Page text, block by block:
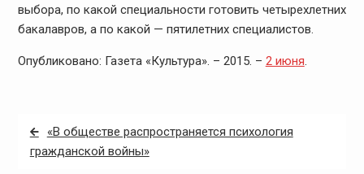
выбора, по какой специальности готовить четырехлетних
бакалавров, а по какой — пятилетних специалистов.
Опубликовано: Газета «Культура». – 2015. – 2 июня.
Навигация
по
«В обществе распространяется психология
гражданской войны»